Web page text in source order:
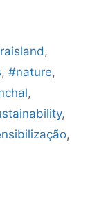
,
, #nature,
,
,
,